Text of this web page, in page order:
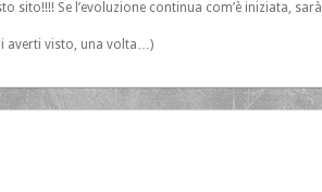
sito!!!! Se l’evoluzione continua com’è iniziata, sarà
averti visto, una volta…)